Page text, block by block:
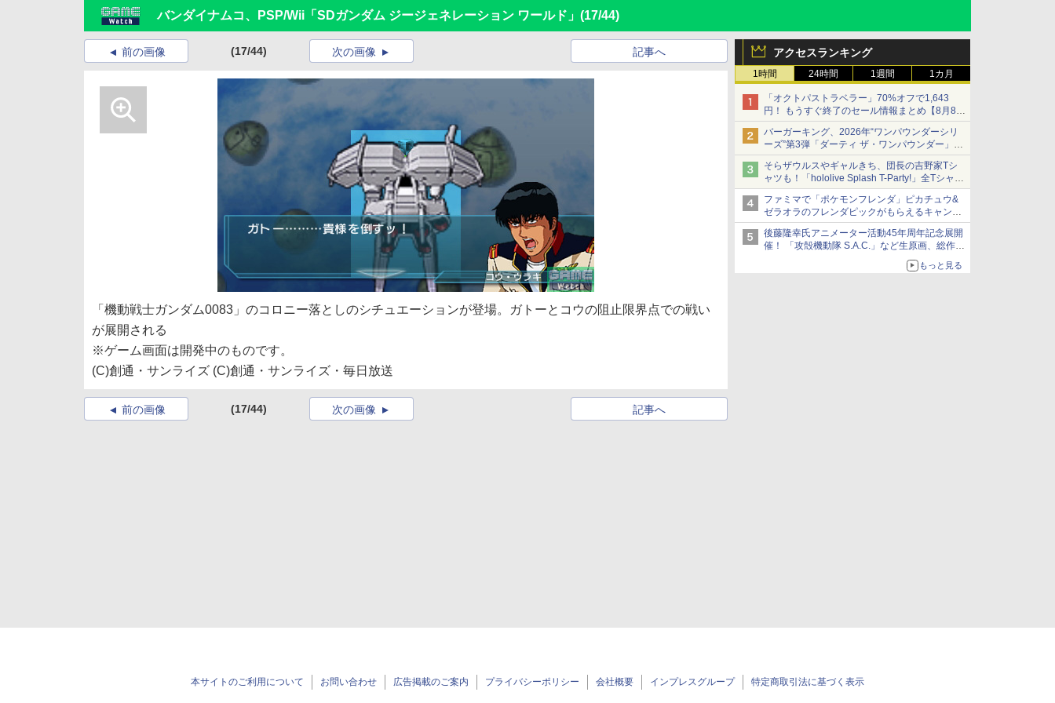
バンダイナムコ、PSP/Wii「SDガンダム ジージェネレーション ワールド」 (17/44)
アクセスランキング
1時間 24時間 1週間 1カ月
「オクトパストラベラー」70%オフで1,643
円！ もうすぐ終了のセール情報まとめ【8月8日
更新】
ニンテンドーeショップでは「大神 絶景版」が
67%オフで990円
バーガーキング、2026年“ワンパウンダーシリ
ーズ”第3弾「ダーティ ザ・ワンパウンダー」を
8月7日発売
「特製ガーリックマヨソース」を使用した超大
型チーズバーガー
そらザウルスやギャルきち、団長の吉野家Tシ
ャツも！「hololive Splash T-Party!」全Tシャツ
ラインナップ公開＆オンライン販売開始
ファミマで「ポケモンフレンダ」ピカチュウ&
ゼラオラのフレンダピックがもらえるキャンペ
ーン開催！
後藤隆幸氏アニメーター活動45年周年記念展開
催！ 「攻殻機動隊 S.A.C.」など生原画、総作画
もっと見る
前の画像 (17/44) 記事へ
次の画像
「機動戦士ガンダム0083」のコロニー落としのシチュエーションが登場。ガトーとコウの阻止限界点での戦い
が展開される
※ゲーム画面は開発中のものです。
(C)創通・サンライズ (C)創通・サンライズ・毎日放送
前の画像 (17/44) 記事へ
次の画像
本サイトのご利用について お問い合わせ 広告掲載のご案内 プライバシーポリシー 会社概要 インプレスグループ 特定商取引法に基づく表示